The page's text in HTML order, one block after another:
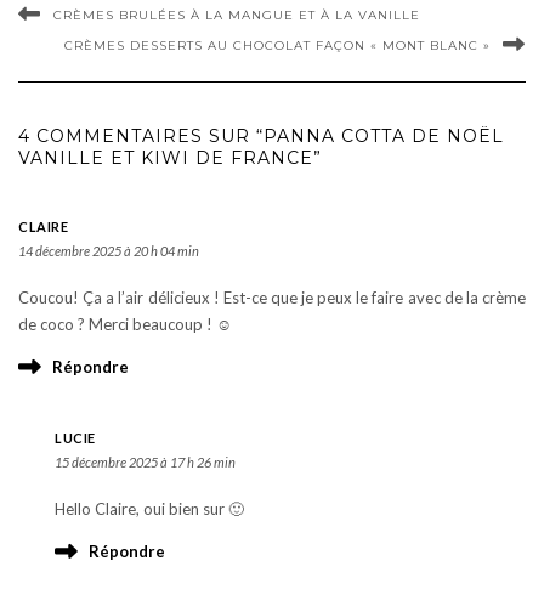
CRÈMES BRULÉES À LA MANGUE ET À LA VANILLE
CRÈMES DESSERTS AU CHOCOLAT FAÇON « MONT BLANC »
4 COMMENTAIRES SUR “PANNA COTTA DE NOËL
VANILLE ET KIWI DE FRANCE”
CLAIRE
14 décembre 2025 à 20 h 04 min
Coucou! Ça a l’air délicieux ! Est-ce que je peux le faire avec de la crème
de coco ? Merci beaucoup ! ☺️
Répondre
LUCIE
15 décembre 2025 à 17 h 26 min
Hello Claire, oui bien sur 🙂
Répondre